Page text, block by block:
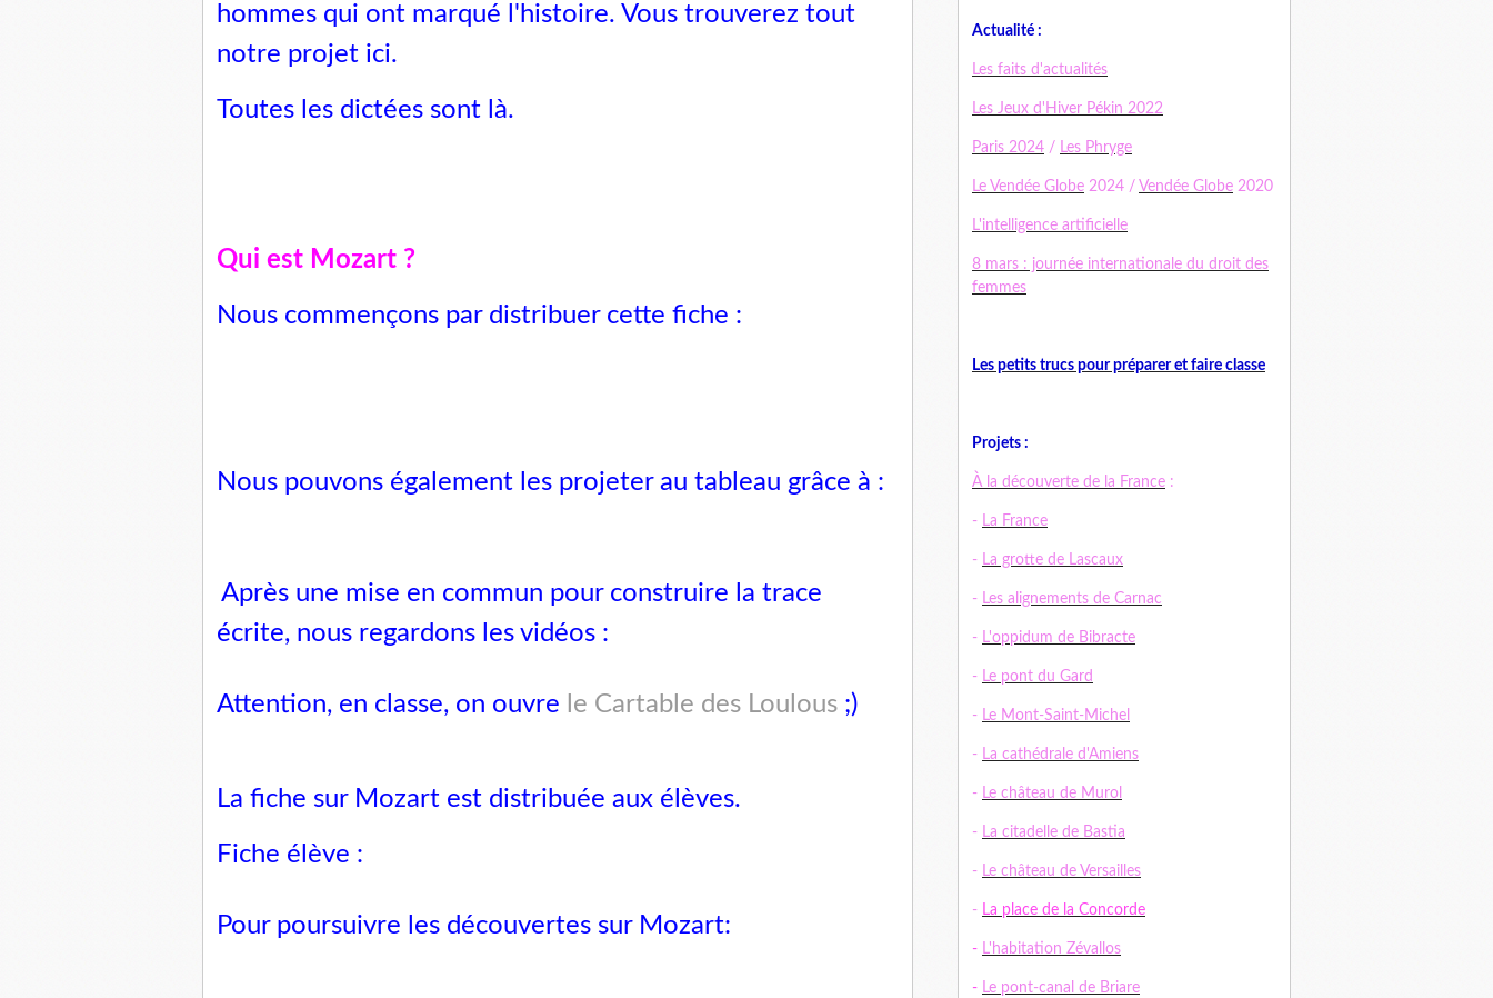
hommes qui ont marqué l'histoire. Vous trouverez tout
notre projet ici.
Toutes les dictées sont là.
Qui est Mozart ?
Nous commençons par distribuer cette fiche :
Nous pouvons également les projeter au tableau grâce à :
Après une mise en commun pour construire la trace
écrite, nous regardons les vidéos :
Attention, en classe, on ouvre le Cartable des Loulous ;)
La fiche sur Mozart est distribuée aux élèves.
Fiche élève :
Pour poursuivre les découvertes sur Mozart:
Actualité :
Les faits d'actualités
Les Jeux d'Hiver Pékin 2022
Paris 2024 / Les Phryge
Le Vendée Globe 2024 / Vendée Globe 2020
L'intelligence artificielle
8 mars : journée internationale du droit des
femmes
Les petits trucs pour préparer et faire classe
Projets :
À la découverte de la France :
- La France
- La grotte de Lascaux
- Les alignements de Carnac
- L'oppidum de Bibracte
- Le pont du Gard
- Le Mont-Saint-Michel
- La cathédrale d'Amiens
- Le château de Murol
- La citadelle de Bastia
- Le château de Versailles
- La place de la Concorde
- L'habitation Zévallos
- Le pont-canal de Briare